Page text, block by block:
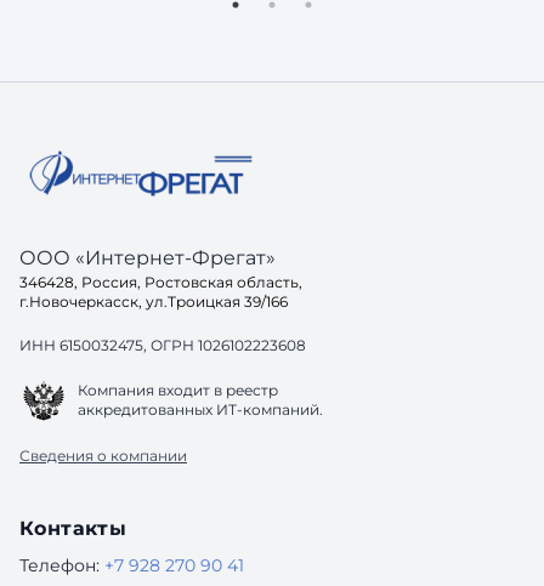
в свой ответ. Потому что её задача не
вопрос: а готов ли ваш са
до
ООО «Интернет-Фрегат»
346428, Россия, Ростовская область,
г.Новочеркасск, ул.Троицкая 39/166
ИНН 6150032475, ОГРН 1026102223608
Компания входит в реестр
аккредитованных ИТ-компаний.
Сведения о компании
Контакты
Телефон: +7 928 270 90 41